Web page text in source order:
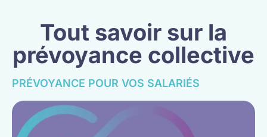
Tout savoir sur la
prévoyance collective
PRÉVOYANCE POUR VOS SALARIÉS